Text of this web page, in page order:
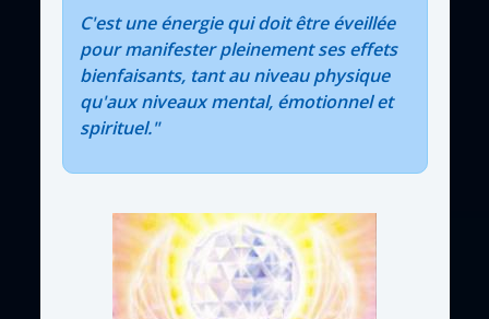
C'est une énergie qui doit être éveillée
pour manifester pleinement ses effets
bienfaisants, tant au niveau physique
qu'aux niveaux mental, émotionnel et
spirituel."